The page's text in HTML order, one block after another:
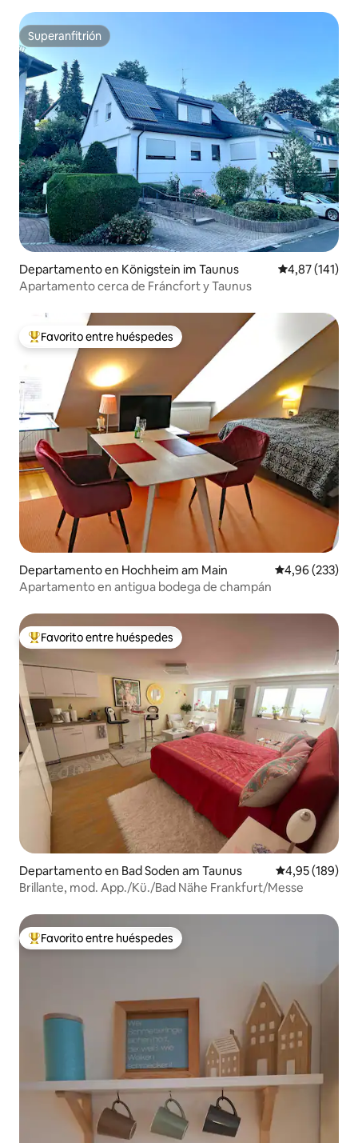
Superanfitrión
Superanfitrión
Departamento en Königstein im Taunus Calificación
4,87 (141)
Apartamento cerca de Fráncfort y Taunus
Favorito entre los huéspedes más destacados
Favorito entre huéspedes
Departamento en Hochheim am Main Calificación
4,96 (233)
Apartamento en antigua bodega de champán
Favorito entre los huéspedes más destacados
Favorito entre huéspedes
Departamento en Bad Soden am Taunus Calificación
4,95 (189)
Brillante, mod. App./Kü./Bad Nähe Frankfurt/Messe
Favorito entre los huéspedes más destacados
Favorito entre huéspedes